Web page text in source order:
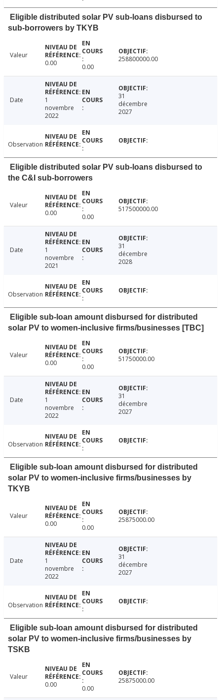
Eligible distributed solar PV sub-loans disbursed to
sub-borrowers by TKYB
Valeur
0.00
0.00
258800000.00
Date
1
novembre
2022
31
décembre
2027
Observation
Eligible distributed solar PV sub-loans disbursed to
the C&I sub-borrowers
Valeur
0.00
0.00
517500000.00
Date
1
novembre
2021
31
décembre
2028
Observation
Eligible sub-loan amount disbursed for distributed
solar PV to women-inclusive firms/businesses [TBC]
Valeur
0.00
0.00
51750000.00
Date
1
novembre
2022
31
décembre
2027
Observation
Eligible sub-loan amount disbursed for distributed
solar PV to women-inclusive firms/businesses by
TKYB
Valeur
0.00
0.00
25875000.00
Date
1
novembre
2022
31
décembre
2027
Observation
Eligible sub-loan amount disbursed for distributed
solar PV to women-inclusive firms/businesses by
TSKB
Valeur
0.00
0.00
25875000.00